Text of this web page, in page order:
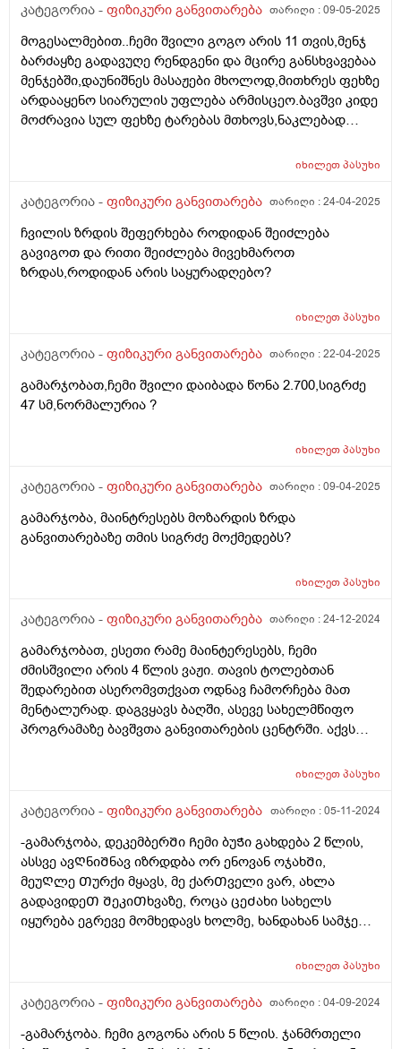
ორჯერ ვშარდავ,რას მირჩევთ?დანამატებისბს
სახელებია amino after load,shilajit.ბევრი სახეობის
რაღაცეებს შეიცავს ორივე.
კატეგორია - ფიზიკური განვითარება თარიღი :09-05-2025
მოგესალმებით..ჩემი შვილი გოგო არის 11 თვის,მენჯ
ბარძაყზე გადავუღე რენდგენი და მცირე განსხვავებაა
მენჯებში,დაუნიშნეს მასაჟები მხოლოდ,მითხრეს ფეხზე
არდააყენო სიარულის უფლება არმისცეო.ბავშვი კიდე
მოძრავია სულ ფეხზე ტარებას მთხოვს,ნაკლებად
ვნერვიულობ არუნდა დაჯდომა და რამე ხომიხილეთპასუხი
კატეგორია - ფიზიკური განვითარება თარიღი :24-04-2025
ჩვილის ზრდის შეფერხება როდიდან შეიძლება
გავიგოთ და რითი შეიძლება მივეხმაროთ
ზრდას,როდიდან არის საყურადღებო?
იხილეთპასუხი
კატეგორია - ფიზიკური განვითარება თარიღი :22-04-2025
გამარჯობათ,ჩემი შვილი დაიბადა წონა 2.700,სიგრძე
47 სმ,ნორმალურია ?
იხილეთპასუხი
კატეგორია - ფიზიკური განვითარება თარიღი :09-04-2025
გამარჯობა, მაინტრესებს მოზარდის ზრდა
განვითარებაზე თმის სიგრძე მოქმედებს?
იხილეთპასუხი
კატეგორია - ფიზიკური განვითარება თარიღი :24-12-2024
გამარჯობათ, ესეთი რამე მაინტერესებს, ჩემი
ძმისშვილი არის 4 წლის ვაჟი. თავის ტოლებთან
შედარებით ასერომვთქვათ ოდნავ ჩამორჩება მათ
მენტალურად. დაგვყავს ბაღში, ასევე სახელმწიფო
პროგრამაზე ბავშვთა განვითარების ცენტრში. აქვს
ნერვიული, არის ძალიან ჯინიანი. თუ ვეტყვით ასე ნუ
ლაპარაკითაც თავის ტოლებს ჩამორჩება. არ
ვერ შედის კონტაქტში. ლოგოპეტი გვყავდა რომელიც
სახლში აკითხავდა და მის დანახვაზე ტირილს იწყებდა
ახლოს არ ეკარებოდა, იმიტომ რომ ის უთითებდა
ქცევებზე და ეს ჩვენი ბავშვი ამას ვერ იტანდა, ანუ მისი
ვერ გაქონდა ლოგოპედთან და მთლად შეძულდა იმ
განსაკუთრებით აქვს თვალის მეხსიერება კარგი.
შეუძლიათ ბაღში ნანახი მის მშობლებს მიუტანონ ენით
ანუ მოუყვნენ რა მოხდა იმ დღეს. ამას კიდევ ასეთები
არ ახასიათებს, არასდროს არაფერს ამბობს ბაღში რა
იხილეთპასუხი
კატეგორია - ფიზიკური განვითარება თარიღი :05-11-2024
-გამარჯობა, დეკემბერᲨი Ჩემი ბუᲭი გახდება 2 წლის,
ასსვე ავᲦნიᲨნავ იზრდდბა ორ ენოვან ოჯახᲨი,
მეუᲦლე Თურქი მყავს, მე ქარᲗველი ვარ, ახლა
გადავიდეᲗ ᲨეკიᲗხვაზე, როცა ცეᲫახი სახელს
იყურება ეგრევე მომხედავს ხოლმე, ხანდახან სამჯერ
ᲗიᲗქის ვერ გაიგო, Თვალის კონტაქტი გვაქვს, როცა
ყველაფერს ამას აკეᲗებს, არ საუბრობს ჯერ, მხოლიდ
ესმის ყველაფერი, ხანდახან როცა რაᲦაცას ვუᲨლი
იხილეთპასუხი
კატეგორია - ფიზიკური განვითარება თარიღი :04-09-2024
-გამარჯობა. ჩემი გოგონა არის 5 წლის. ჯანმრთელი